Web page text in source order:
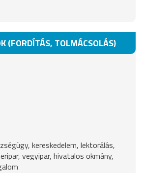
(FORDÍTÁS, TOLMÁCSOLÁS)
kereskedelem, lektorálás,
vegyipar, hivatalos okmány,